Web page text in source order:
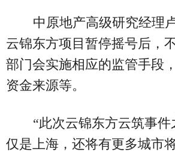
中原地产高级研究经理
云锦东方项目暂停摇号后，
部门会实施相应的监管手段
资金来源等。
“此次云锦东方云筑事
仅是上海，还将有更多城市